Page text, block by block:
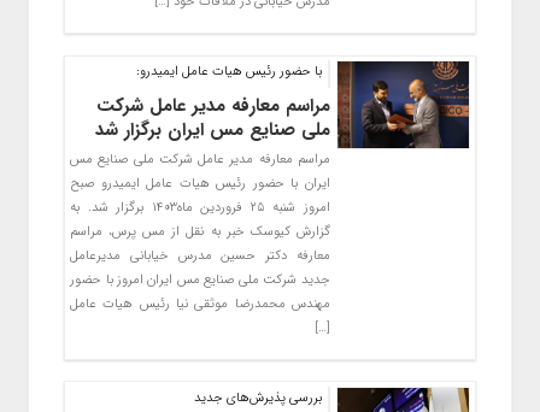
با حضور رئیس هیات عامل ایمیدرو:
مراسم معارفه مدیر عامل شرکت
ملی صنایع مس ایران برگزار شد
مراسم معارفه مدیر عامل شرکت ملی صنایع مس
ایران با حضور رئیس هیات عامل ایمیدرو صبح
امروز شنبه ۲۵ فروردین ماه۱۴۰۳ برگزار شد. به
گزارش کیوسک خبر به نقل از مس پرس، مراسم
معارفه دکتر حسین مدرس خیابانی مدیرعامل
جدید شرکت ملی صنایع مس ایران امروز با حضور
مهندس محمدرضا موثقی نیا رئیس هیات عامل
[…]
بررسی پذیرش‌های جدید